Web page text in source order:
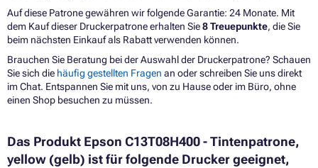
Auf diese Patrone gewähren wir folgende Garantie: 24 Monate. Mit
dem Kauf dieser Druckerpatrone erhalten Sie8 Treuepunkte, die Sie
beim nächsten Einkauf als Rabatt verwenden können.
Brauchen Sie Beratung bei der Auswahl der Druckerpatrone? Schauen
Sie sich die häufig gestellten Fragen an oder schreiben Sie uns direkt
im Chat. Entspannen Sie mit uns, von zu Hause oder im Büro, ohne
einen Shop besuchen zu müssen.
Das Produkt Epson C13T08H400 - Tintenpatrone,
yellow (gelb) ist für folgende Drucker geeignet,